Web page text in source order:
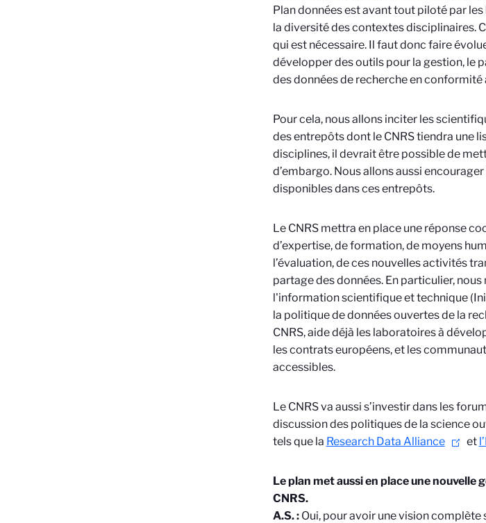
Plan données est avant tout piloté par
la diversité des contextes disciplinaires.
qui est nécessaire. Il faut donc faire
développer des outils pour la gestion, le
des données de recherche en conformité
Pour cela, nous allons inciter les
des entrepôts dont le CNRS tiendra une
disciplines, il devrait être possible de
d’embargo. Nous allons aussi
disponibles dans ces entrepôts.
Le CNRS mettra en place une réponse
d’expertise, de formation, de moyens
l’évaluation, de ces nouvelles activités
partage des données. En particulier,
l'information scientifique et technique
la politique de données ouvertes de la
CNRS, aide déjà les laboratoires à
les contrats européens, et les
accessibles.
Le CNRS va aussi s’investir dans les
discussion des politiques de la science
tels que la Research Data Alliance et
Le plan met aussi en place une nouvelle
CNRS.
A.S. : Oui, pour avoir une vision